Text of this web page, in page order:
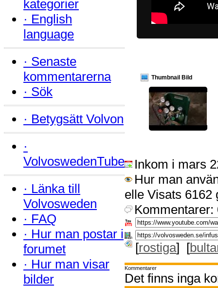
kategorier
· English
language
· Senaste
kommentarerna
· Sök
· Betygsätt Volvon
·
VolvoswedenTube
· Länka till
Volvosweden
· FAQ
· Hur man postar i
forumet
· Hur man visar
bilder
Thumbnail Bild
Inkom i mars
Hur man
elle Visats 6162
Kommentarer:
[rostiga] [
Kommentarer
Det finns inga